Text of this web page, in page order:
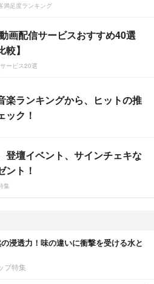
満足度ランキング
画配信サービスおすすめ40選
較】
ービス20選
楽ランキングから、ヒットの推
ック！
登壇イベント、サインチェキな
ント！
集
浸透力！味の違いに衝撃を受ける水と
プ特集